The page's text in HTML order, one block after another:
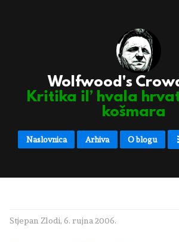
Wolfwood's
Kritika il’ hvala
košmara
Naslovnica Arhiva O blogu
Stjepan Zlodi, 6. rujna 2006.